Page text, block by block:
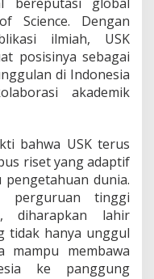
Science. Dengan
ilmiah, USK
posisinya sebagai
di Indonesia
akademik
bahwa USK terus
riset yang adaptif
dunia.
perguruan tinggi
diharapkan lahir
tidak hanya unggul
mampu membawa
ke panggung